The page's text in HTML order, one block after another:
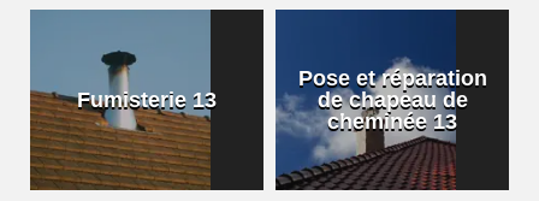
Fumisterie 13
Pose et réparation
de chapeau de
cheminée 13